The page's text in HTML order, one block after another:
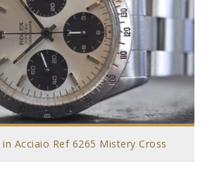
Acciaio Ref 6265 Mistery Cross